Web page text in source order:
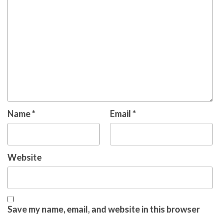
Name* Email*
Website
Save my name, email, and website in this browser